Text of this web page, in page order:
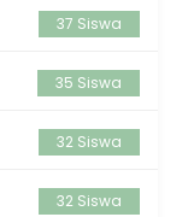
37 Siswa
35 Siswa
32 Siswa
32 Siswa